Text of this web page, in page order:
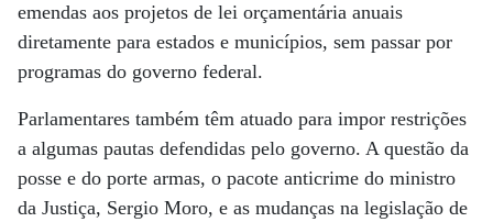
emendas aos projetos de lei orçamentária anuais
diretamente para estados e municípios, sem passar por
programas do governo federal.
Parlamentares também têm atuado para impor restrições
a algumas pautas defendidas pelo governo. A questão da
posse e do porte armas, o pacote anticrime do ministro
da Justiça, Sergio Moro, e as mudanças na legislação de